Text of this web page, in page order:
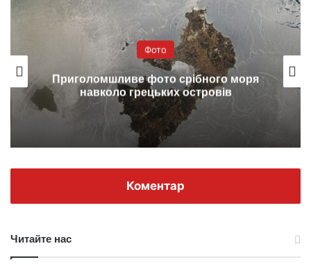
Фото
Дивні пагорби Міма Маундс (фото)
Коментар
Читайте нас